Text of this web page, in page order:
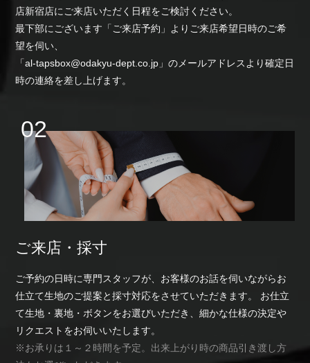
店新宿店にご来店いただく日程をご検討ください。
最下部にございます「ご来店予約」よりご来店希望日時のご希
望を伺い、
「al-tapsbox@odakyu-dept.co.jp」のメールアドレスより確定日
時の連絡を差し上げます。
ご来店・採寸
ご予約の日時に専門スタッフが、お客様のお話を伺いながらお
仕立て生地のご提案と採寸対応をさせていただきます。 お仕立
て生地・裏地・ボタンをお選びいただき、細かな仕様の決定や
リクエストをお伺いいたします。
※お承りは１～２時間を予定。出来上がり時の商品引き渡し方